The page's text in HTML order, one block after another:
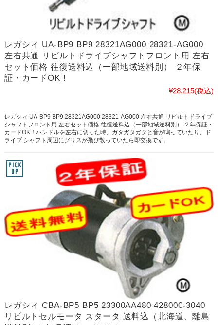
レガシィ UA-BP9 BP9 28321AG000 28321-AG000
左右共通 リビルトドライブシャフトフロント用 左右
セット価格 往復送料込（一部地域送料別） ２年保
証・カードOK！
¥28,215(税込)
レガシィ UA-BP9 BP9 28321AG000 28321-AG000 左右共通 リビルトドライブ
シャフトフロント用 左右セット価格 往復送料込（一部地域送料別） ２年保証・
カードOK！ハンドルを左右に切った時、ガタガタガタと音が鳴っていたり、ド
ライブ シャフト周辺にグリスが飛び散っていたら即交換です。
レガシィ CBA-BP5 BP5 23300AA480 428000-3040
リビルトセルモータ スタータ 送料込（北海道、離島